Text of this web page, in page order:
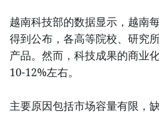
越南科技部的数据显示，越南
得到公布，各高等院校、研究
产品。然而，科技成果的商业
10-12%左右。
主要原因包括市场容量有限，